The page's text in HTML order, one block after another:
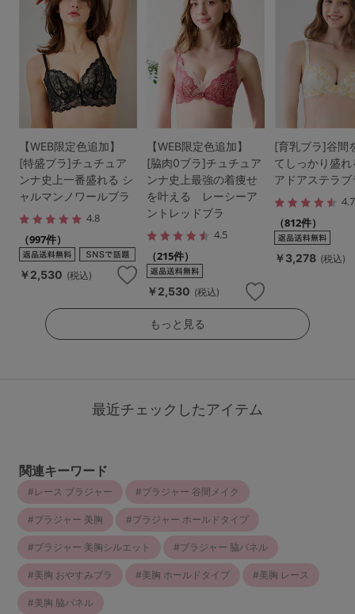
【WEB限定色追加】
[特盛ブラ]チュチュア
ンナ史上一番盛れる シ
ャルマンノワールブラ
4.8
（997件）
￥2,530 (税込)
【WEB限定色追加】
[脇肉0ブラ]チュチュア
ンナ史上最強の着痩せ
を叶える レーシーア
ントレッドブラ
4.5
（215件）
￥2,530 (税込)
[育乳ブラ]谷間
てしっかり盛
アドアステラブ
4.7
（812件）
￥3,278 (税込)
もっと見る
最近チェックしたアイテム
関連キーワード
レース ブラジャー ブラジャー 谷間メイク
ブラジャー 美胸 ブラジャー ホールドタイプ
ブラジャー 美胸シルエット ブラジャー 脇パネル
美胸 おやすみブラ 美胸 ホールドタイプ 美胸 レース
美胸 脇パネル